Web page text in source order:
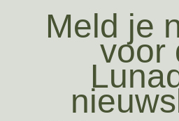
Meld je
voor